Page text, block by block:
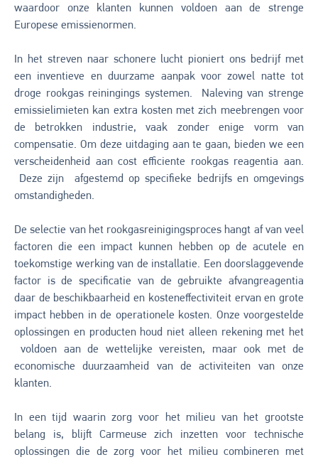
waardoor onze klanten kunnen voldoen aan de strenge
Europese emissienormen.
In het streven naar schonere lucht pioniert ons bedrijf met
een inventieve en duurzame aanpak voor zowel natte tot
droge rookgas reiningings systemen. Naleving van strenge
emissielimieten kan extra kosten met zich meebrengen voor
de betrokken industrie, vaak zonder enige vorm van
compensatie. Om deze uitdaging aan te gaan, bieden we een
verscheidenheid aan cost efficiente rookgas reagentia aan.
Deze zijn afgestemd op specifieke bedrijfs en omgevings
omstandigheden.
De selectie van het rookgasreinigingsproces hangt af van veel
factoren die een impact kunnen hebben op de acutele en
toekomstige werking van de installatie. Een doorslaggevende
factor is de specificatie van de gebruikte afvangreagentia
daar de beschikbaarheid en kosteneffectiviteit ervan en grote
impact hebben in de operationele kosten. Onze voorgestelde
oplossingen en producten houd niet alleen rekening met het
voldoen aan de wettelijke vereisten, maar ook met de
economische duurzaamheid van de activiteiten van onze
klanten.
In een tijd waarin zorg voor het milieu van het grootste
belang is, blijft Carmeuse zich inzetten voor technische
oplossingen die de zorg voor het milieu combineren met